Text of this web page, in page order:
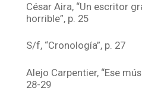
César Aira, “Un escritor
horrible”, p. 25
S/f, “Cronología”, p. 27
Alejo Carpentier, “Ese
28-29